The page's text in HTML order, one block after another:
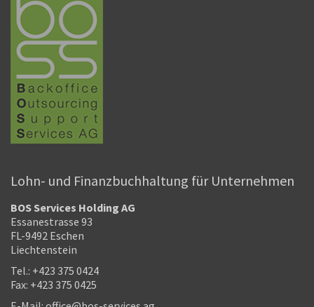
Lohn- und Finanzbuchhaltung für Unternehmen
BOS Services Holding AG
Essanestrasse 93
FL-9492 Eschen
Liechtenstein
Tel.: +423 375 0424
Fax: +423 375 0425